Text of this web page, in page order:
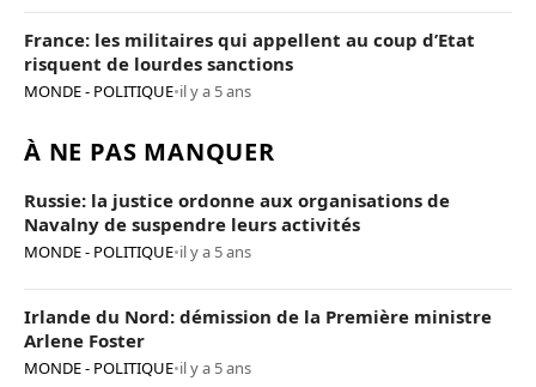
France: les militaires qui appellent au coup d’Etat
risquent de lourdes sanctions
MONDE - POLITIQUE•il y a 5 ans
À NE PAS MANQUER
Russie: la justice ordonne aux organisations de
Navalny de suspendre leurs activités
MONDE - POLITIQUE•il y a 5 ans
Irlande du Nord: démission de la Première ministre
Arlene Foster
MONDE - POLITIQUE•il y a 5 ans